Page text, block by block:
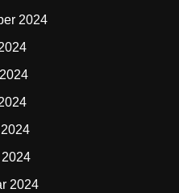
2024
2024
2024